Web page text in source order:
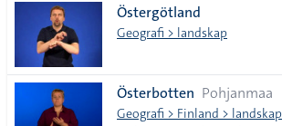
Östergötland
Geografi > landskap
Österbotten Pohjanmaa
Geografi > Finland > landskap